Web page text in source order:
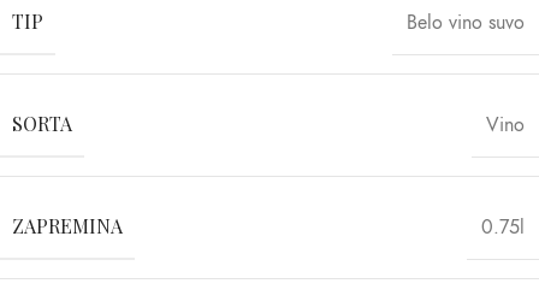
TIP Belo vino suvo
SORTA Vino
ZAPREMINA 0.75l